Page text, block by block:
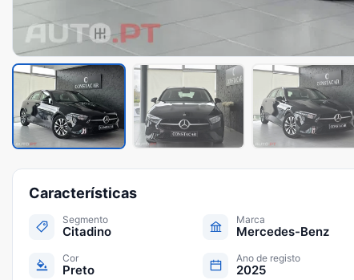
Características
Segmento
Citadino
Marca
Mercedes-Benz
Cor
Preto
Ano de registo
2025